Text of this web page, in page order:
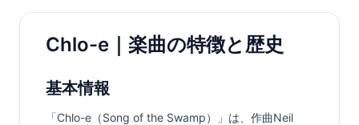
Chlo-e｜楽曲の特徴と歴史
基本情報
「Chlo-e（Song of the Swamp）」は、作曲Neil